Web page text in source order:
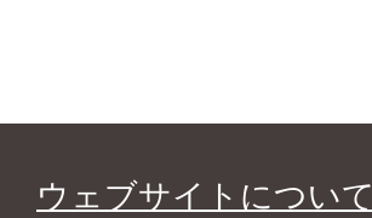
ウェブサイトについて